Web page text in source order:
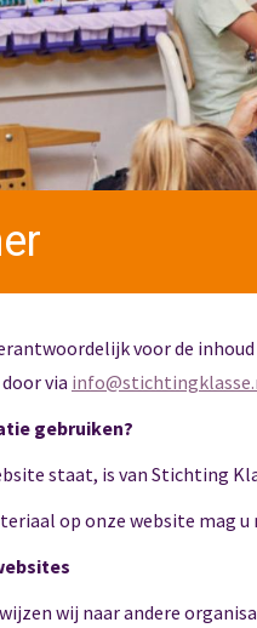
voor de
via
gebruiken?
staat, is van Stichting
op onze website mag
wij naar andere